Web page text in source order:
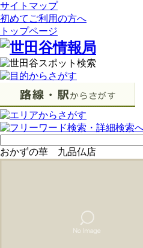
サイトマップ
初めてご利用の方へ
トップページ
おかずの華 九品仏店